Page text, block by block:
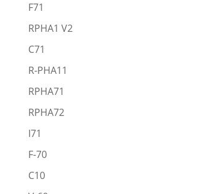
F71
RPHA1 V2
C71
R-PHA11
RPHA71
RPHA72
I71
F-70
C10